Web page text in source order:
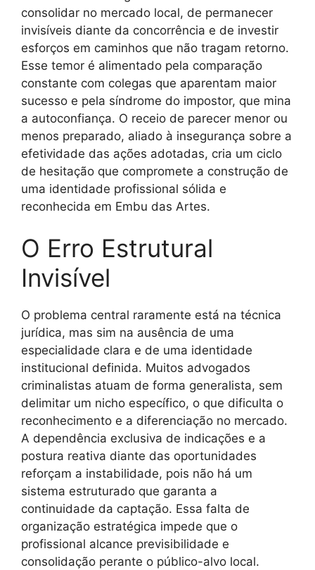
consolidar no mercado local, de permanecer
invisíveis diante da concorrência e de investir
esforços em caminhos que não tragam retorno.
Esse temor é alimentado pela comparação
constante com colegas que aparentam maior
sucesso e pela síndrome do impostor, que mina
a autoconfiança. O receio de parecer menor ou
menos preparado, aliado à insegurança sobre a
efetividade das ações adotadas, cria um ciclo
de hesitação que compromete a construção de
uma identidade profissional sólida e
reconhecida em Embu das Artes.
O Erro Estrutural
Invisível
O problema central raramente está na técnica
jurídica, mas sim na ausência de uma
especialidade clara e de uma identidade
institucional definida. Muitos advogados
criminalistas atuam de forma generalista, sem
delimitar um nicho específico, o que dificulta o
reconhecimento e a diferenciação no mercado.
A dependência exclusiva de indicações e a
postura reativa diante das oportunidades
reforçam a instabilidade, pois não há um
sistema estruturado que garanta a
continuidade da captação. Essa falta de
organização estratégica impede que o
profissional alcance previsibilidade e
consolidação perante o público-alvo local.